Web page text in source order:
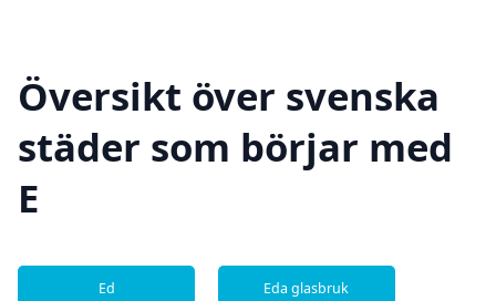
Översikt över svenska
städer som börjar med
E
Ed Eda glasbruk